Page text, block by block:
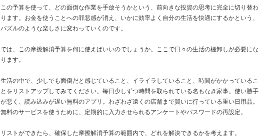
この予算を使って、どの面倒な作業を手放そうかという、前向きな投資の思考に完全に切り替わ
ります。お金を使うことへの罪悪感が消え、いかに効率よく自分の生活を快適にするかという、
パズルのような楽しさに変わっていくのです。
では、この摩擦解消予算を何に使えばいいのでしょうか。ここで日々の生活の棚卸しが必要にな
ります。
生活の中で、少しでも面倒だと感じていること、イライラしていること、時間がかかっているこ
とをリストアップしてみてください。毎日少しずつ時間を取られている名もなき家事。使い勝手
が悪く、読み込みが遅い無料のアプリ。わざわざ遠くの店舗まで買いに行っている重い日用品。
無料のサービスを使うために、定期的に入力させられるアンケートやパスワードの再設定。
リストができたら、確保した摩擦解消予算の範囲内で、どれを解決できるかを考えます。